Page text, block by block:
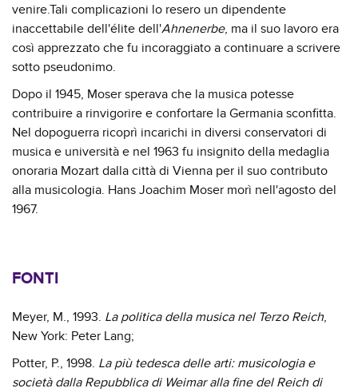
venire.Tali complicazioni lo resero un dipendente
inaccettabile dell'élite dell'Ahnenerbe, ma il suo lavoro era
così apprezzato che fu incoraggiato a continuare a scrivere
sotto pseudonimo.
Dopo il 1945, Moser sperava che la musica potesse
contribuire a rinvigorire e confortare la Germania sconfitta.
Nel dopoguerra ricoprì incarichi in diversi conservatori di
musica e università e nel 1963 fu insignito della medaglia
onoraria Mozart dalla città di Vienna per il suo contributo
alla musicologia. Hans Joachim Moser morì nell'agosto del
1967.
FONTI
Meyer, M., 1993. La politica della musica nel Terzo Reich,
New York: Peter Lang;
Potter, P., 1998. La più tedesca delle arti: musicologia e
società dalla Repubblica di Weimar alla fine del Reich di